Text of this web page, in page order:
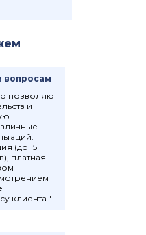
вопросам
позволяют
и
(до 15
платная
клиента."